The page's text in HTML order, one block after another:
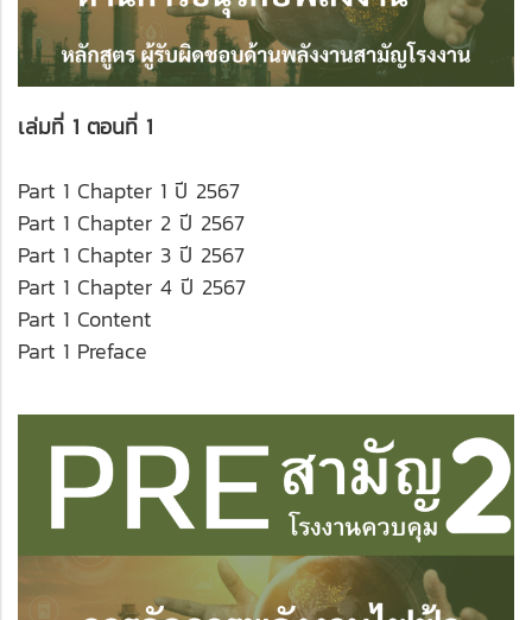
เล่มที่ 1 ตอนที่ 1
Part 1 Chapter 1 ปี 2567
Part 1 Chapter 2 ปี 2567
Part 1 Chapter 3 ปี 2567
Part 1 Chapter 4 ปี 2567
Part 1 Content
Part 1 Preface